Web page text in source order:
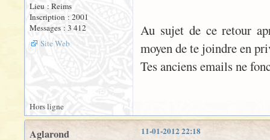
Lieu : Reims
Inscription : 2001
Messages : 3 412
Site Web
Au sujet de ce retour
moyen de te joindre en
Tes anciens emails ne
Hors ligne
11-01-2012 22:18
Aglarond